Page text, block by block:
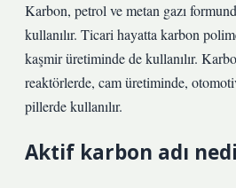
Karbon, petrol ve metan gazı
kullanılır. Ticari hayatta karbon
kaşmir üretiminde de kullanılır.
reaktörlerde, cam üretiminde,
pillerde kullanılır.
Aktif karbon adı